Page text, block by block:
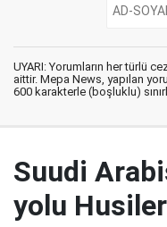
UYARI: Yorumların her türlü
aittir. Mepa News, yapılan
600 karakterle (boşluklu)
Suudi
yolu